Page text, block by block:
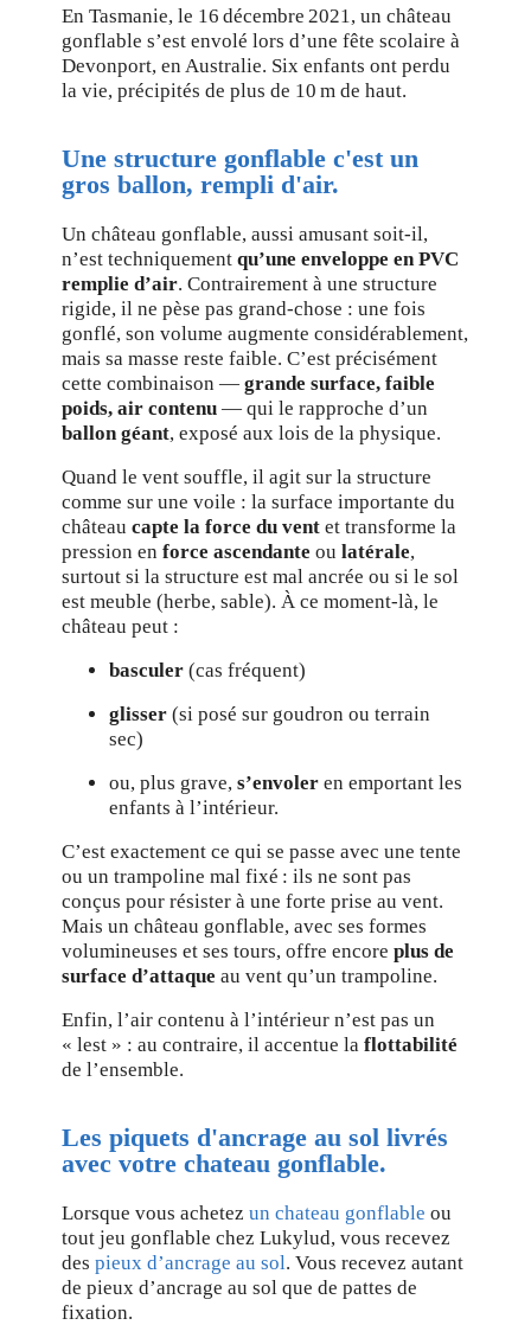
En Tasmanie, le 16 décembre 2021, un château
gonflable s’est envolé lors d’une fête scolaire à
Devonport, en Australie. Six enfants ont perdu
la vie, précipités de plus de 10 m de haut.
Une structure gonflable c'est un
gros ballon, rempli d'air.
Un château gonflable, aussi amusant soit-il,
n’est techniquementqu’une enveloppe en PVC
remplie d’air. Contrairement à une structure
rigide, il ne pèse pas grand-chose : une fois
gonflé, son volume augmente considérablement,
mais sa masse reste faible. C’est précisément
cette combinaison —grande surface, faible
poids, air contenu — qui le rapproche d’un
ballon géant, exposé aux lois de la physique.
Quand le vent souffle, il agit sur la structure
comme sur une voile : la surface importante du
châteaucapte la force du vent et transforme la
pression enforce ascendante oulatérale,
surtout si la structure est mal ancrée ou si le sol
est meuble (herbe, sable). À ce moment-là, le
château peut :
basculer (cas fréquent)
glisser (si posé sur goudron ou terrain
sec)
ou, plus grave,s’envoler en emportant les
enfants à l’intérieur.
C’est exactement ce qui se passe avec une tente
ou un trampoline mal fixé : ils ne sont pas
conçus pour résister à une forte prise au vent.
Mais un château gonflable, avec ses formes
volumineuses et ses tours, offre encoreplus de
surface d’attaque au vent qu’un trampoline.
Enfin, l’air contenu à l’intérieur n’est pas un
« lest » : au contraire, il accentue laflottabilité
de l’ensemble.
Les piquets d'ancrage au sol livrés
avec votre chateau gonflable.
Lorsque vous achetez un chateau gonflable ou
tout jeu gonflable chez Lukylud, vous recevez
des pieux d’ancrage au sol. Vous recevez autant
de pieux d’ancrage au sol que de pattes de
fixation.